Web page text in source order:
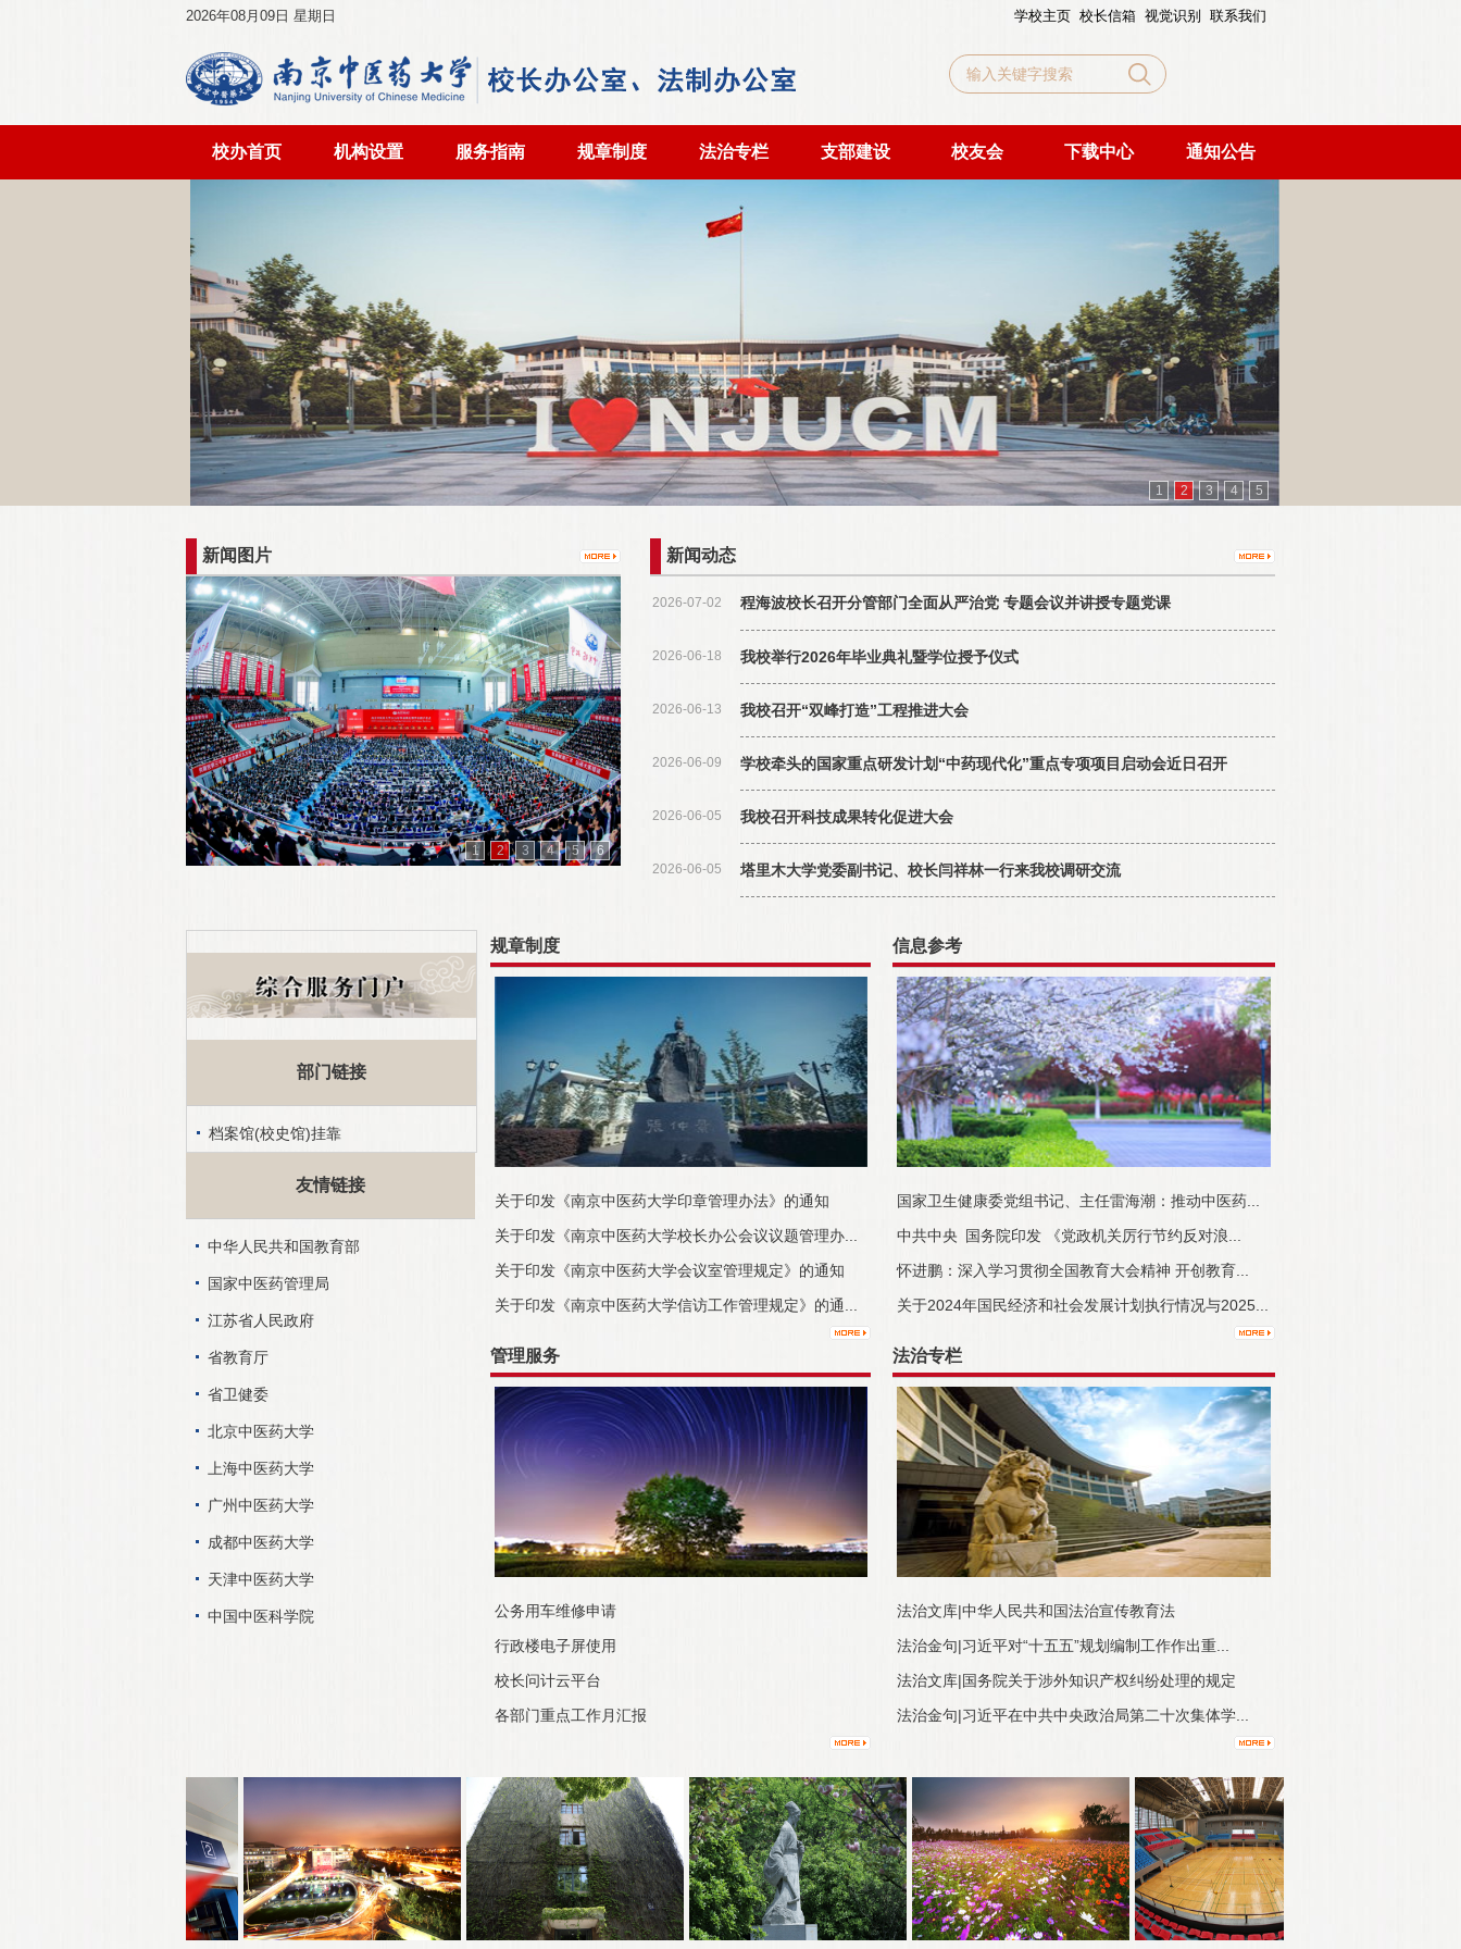
2026年08月09日 星期日 学校主页 校长信箱 视觉识别 联系我们
校办首页 机构设置 服务指南 规章制度 法治专栏 支部建设 校友会 下载中心 通知公告
1 2 3 4 5
新闻图片 新闻动态
1 2 3 4 5 6
2026-07-02 程海波校长召开分管部门全面从严治党 专题会议并讲授专题党课
2026-06-18 我校举行2026年毕业典礼暨学位授予仪式
2026-06-13 我校召开“双峰打造”工程推进大会
2026-06-09 学校牵头的国家重点研发计划“中药现代化”重点专项项目启动会近日召开
2026-06-05 我校召开科技成果转化促进大会
2026-06-05 塔里木大学党委副书记、校长闫祥林一行来我校调研交流
部门链接
档案馆(校史馆)挂靠
友情链接
中华人民共和国教育部
国家中医药管理局
江苏省人民政府
省教育厅
省卫健委
北京中医药大学
上海中医药大学
广州中医药大学
成都中医药大学
天津中医药大学
中国中医科学院
规章制度
关于印发《南京中医药大学印章管理办法》的通知
关于印发《南京中医药大学校长办公会议议题管理办...
关于印发《南京中医药大学会议室管理规定》的通知
关于印发《南京中医药大学信访工作管理规定》的通...
管理服务
公务用车维修申请
行政楼电子屏使用
校长问计云平台
各部门重点工作月汇报
信息参考
国家卫生健康委党组书记、主任雷海潮：推动中医药...
中共中央 国务院印发 《党政机关厉行节约反对浪...
怀进鹏：深入学习贯彻全国教育大会精神 开创教育...
关于2024年国民经济和社会发展计划执行情况与2025...
法治专栏
法治文库|中华人民共和国法治宣传教育法
法治金句|习近平对“十五五”规划编制工作作出重...
法治文库|国务院关于涉外知识产权纠纷处理的规定
法治金句|习近平在中共中央政治局第二十次集体学...